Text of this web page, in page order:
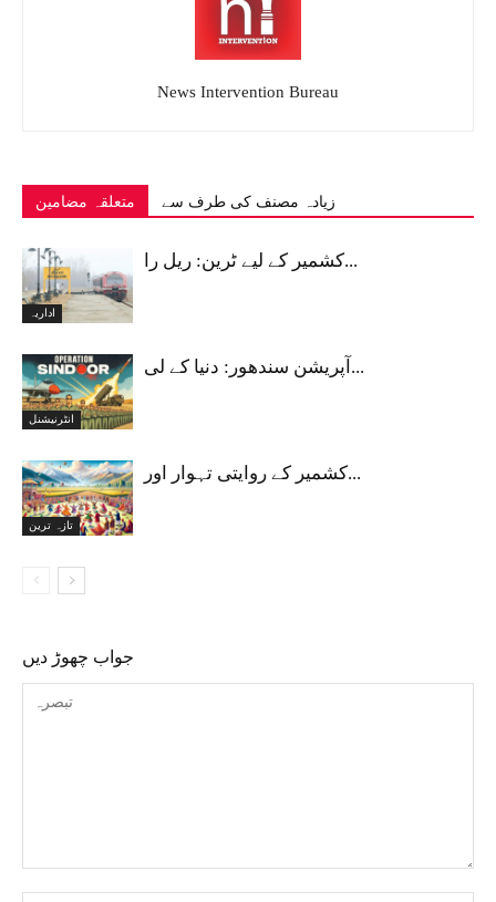
News Intervention Bureau
متعلقہ مضامین زیادہ مصنف کی طرف سے
اداریہ
کشمیر کے لیے ٹرین: ریل را...
انٹرنیشنل
آپریشن سندھور: دنیا کے لی...
تازہ ترین
کشمیر کے روایتی تہوار اور...
جواب چھوڑ دیں